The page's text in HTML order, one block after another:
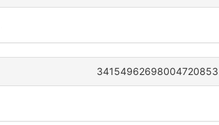
34154962698004720853